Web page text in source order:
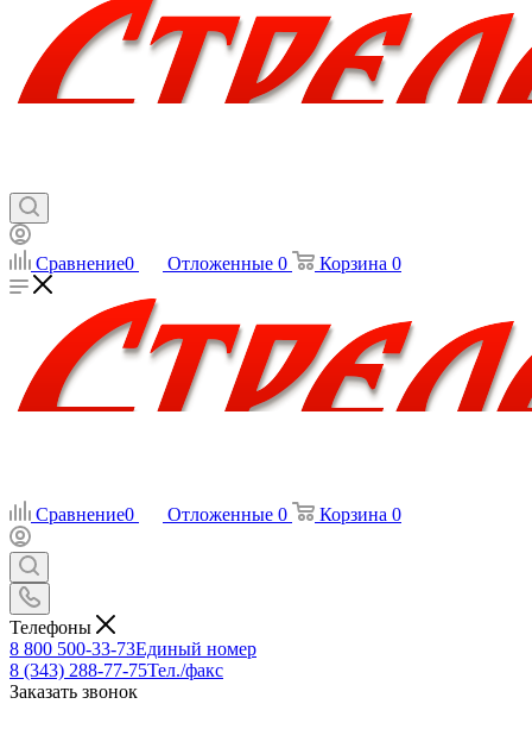
Сравнение0 Отложенные 0 Корзина 0
Сравнение0 Отложенные 0 Корзина 0
Телефоны
8 800 500-33-73Единый номер
8 (343) 288-77-75Тел./факс
Заказать звонок